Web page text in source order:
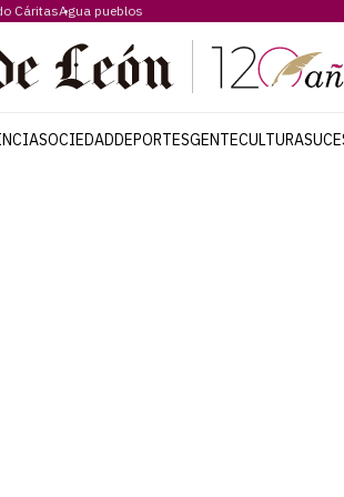
CáritasAgua pueblos
SOCIEDADDEPORTESGENTECULTURA